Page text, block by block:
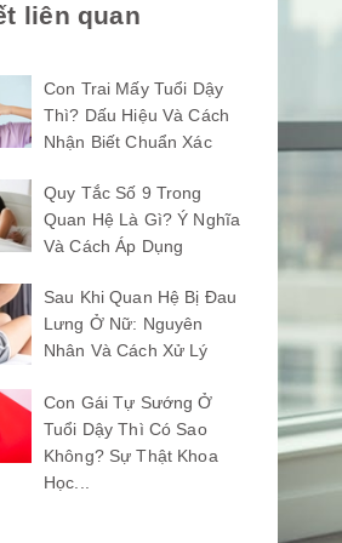
liên quan
Con Trai Mấy Tuổi Dậy
Thì? Dấu Hiệu Và Cách
Nhận Biết Chuẩn Xác
Quy Tắc Số 9 Trong
Quan Hệ Là Gì? Ý Nghĩa
Và Cách Áp Dụng
Sau Khi Quan Hệ Bị Đau
Lưng Ở Nữ: Nguyên
Nhân Và Cách Xử Lý
Con Gái Tự Sướng Ở
Tuổi Dậy Thì Có Sao
Không? Sự Thật Khoa
Học...